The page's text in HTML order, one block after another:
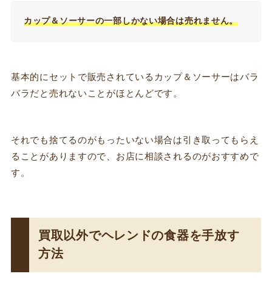
カップ＆ソーサーの一部しかない場合は売れません。
基本的にセットで販売されているカップ＆ソーサーはバラ
バラだと売れないことがほとんどです。
それでも捨てるのがもったいない場合は引き取ってもらえ
ることがありますので、お店に相談されるのがおすすめで
す。
買取以外でヘレンドの食器を手放す
方法